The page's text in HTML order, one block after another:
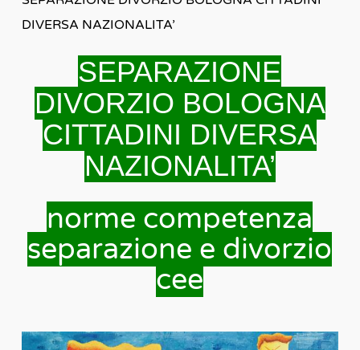
DIVERSA NAZIONALITA’
SEPARAZIONE
DIVORZIO BOLOGNA
CITTADINI DIVERSA
NAZIONALITA’
norme competenza
separazione e divorzio
cee